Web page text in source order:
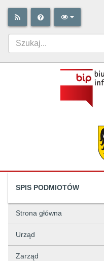
SPIS PODMIOTÓW
Strona główna
Urząd
Zarząd